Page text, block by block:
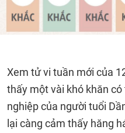
Xem tử vi tuần mới của
thấy một vài khó khăn
nghiệp của người tuổi
lại càng cảm thấy hăng